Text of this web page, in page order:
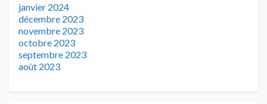
janvier 2024
décembre 2023
novembre 2023
octobre 2023
septembre 2023
août 2023